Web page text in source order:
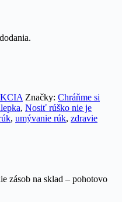
Značky: Chráňme si
, Nosiť rúško nie je
, umývanie rúk, zdravie
zásob na sklad – pohotovo